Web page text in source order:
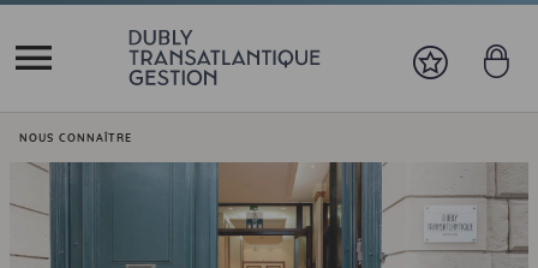
Vous êtes ici:
NOUS CONNAÎTRE